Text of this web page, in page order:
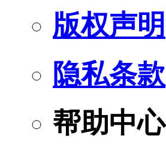
版权声明
隐私条款
帮助中心